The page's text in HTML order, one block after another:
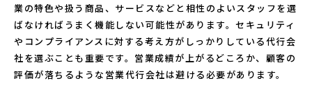
業の特色や扱う商品、サービスなどと相性のよいスタッフを選
ばなければうまく機能しない可能性があります。セキュリティ
やコンプライアンスに対する考え方がしっかりしている代行会
社を選ぶことも重要です。営業成績が上がるどころか、顧客の
評価が落ちるような営業代行会社は避ける必要があります。